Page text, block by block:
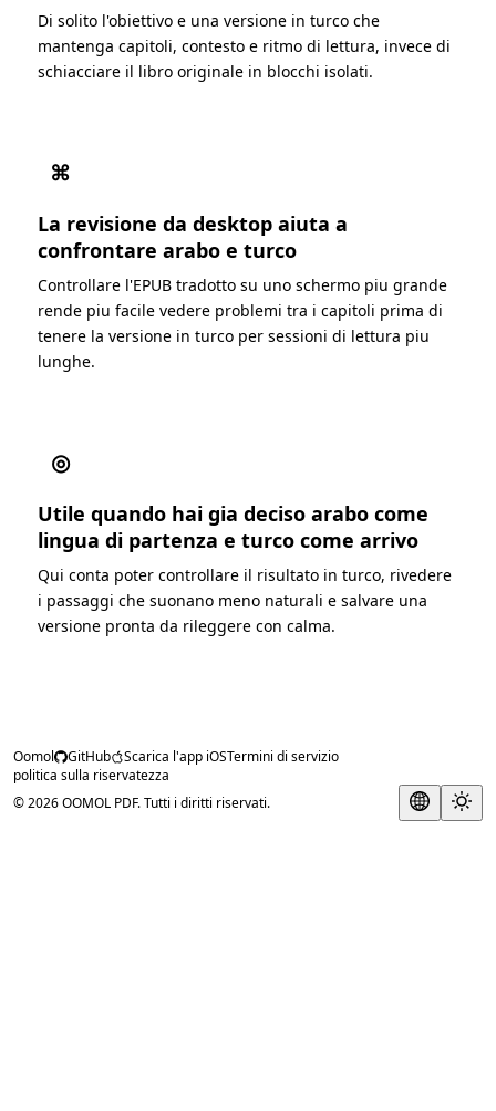
Di solito l'obiettivo e una versione in turco che
mantenga capitoli, contesto e ritmo di lettura, invece di
schiacciare il libro originale in blocchi isolati.
⌘
La revisione da desktop aiuta a
confrontare arabo e turco
Controllare l'EPUB tradotto su uno schermo piu grande
rende piu facile vedere problemi tra i capitoli prima di
tenere la versione in turco per sessioni di lettura piu
lunghe.
◎
Utile quando hai gia deciso arabo come
lingua di partenza e turco come arrivo
Qui conta poter controllare il risultato in turco, rivedere
i passaggi che suonano meno naturali e salvare una
versione pronta da rileggere con calma.
Oomol GitHub Scarica l'app iOSTermini di servizio
politica sulla riservatezza
© 2026 OOMOL PDF. Tutti i diritti riservati.